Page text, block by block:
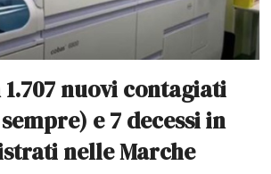
nuovi contagiati
e 7 decessi in
nelle Marche